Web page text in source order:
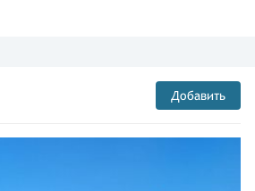
Добавить